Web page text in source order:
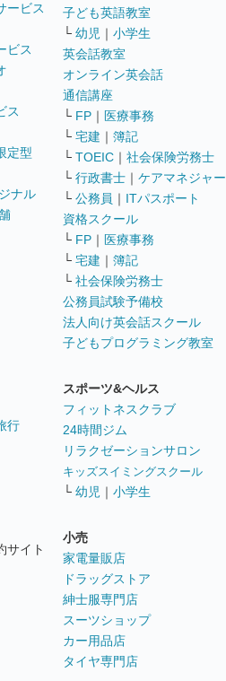
ービス
ビス
ス
定型
ナル
行
サイト
子ども英語教室
└ 幼児 ｜ 小学生
英会話教室
オンライン英会話
通信講座
└ FP ｜ 医療事務
└ 宅建 ｜ 簿記
└ TOEIC ｜ 社会保険労務士
└ 行政書士 ｜ ケアマネジャー
└ 公務員 ｜ ITパスポート
資格スクール
└ FP ｜ 医療事務
└ 宅建 ｜ 簿記
└ 社会保険労務士
公務員試験予備校
法人向け英会話スクール
子どもプログラミング教室
スポーツ&ヘルス
フィットネスクラブ
24時間ジム
リラクゼーションサロン
キッズスイミングスクール
└ 幼児 ｜ 小学生
小売
家電量販店
ドラッグストア
紳士服専門店
スーツショップ
カー用品店
タイヤ専門店